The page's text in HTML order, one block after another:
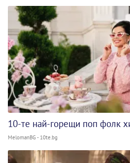
10-те най-горещи поп фолк
MelomanBG - 10te.bg